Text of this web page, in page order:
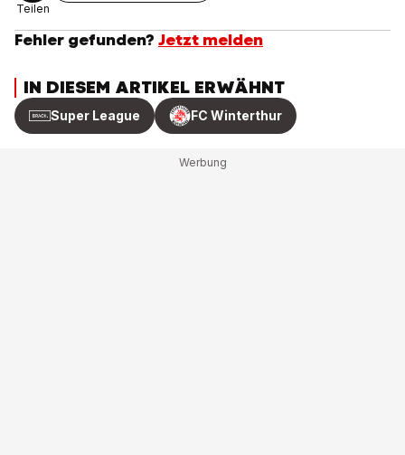
Teilen
Fehler gefunden? Jetzt melden
IN DIESEM ARTIKEL ERWÄHNT
Super League FC Winterthur